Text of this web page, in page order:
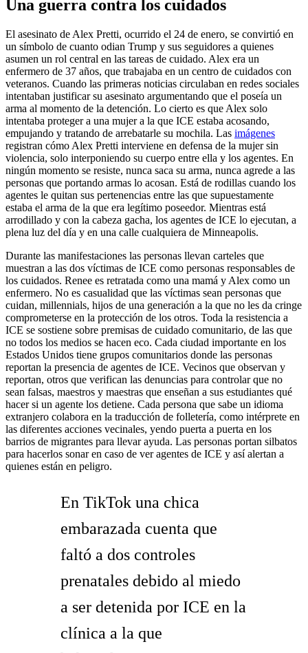
Una guerra contra los cuidados
El asesinato de Alex Pretti, ocurrido el 24 de enero, se convirtió en
un símbolo de cuanto odian Trump y sus seguidores a quienes
asumen un rol central en las tareas de cuidado. Alex era un
enfermero de 37 años, que trabajaba en un centro de cuidados con
veteranos. Cuando las primeras noticias circulaban en redes sociales
intentaban justificar su asesinato argumentando que el poseía un
arma al momento de la detención. Lo cierto es que Alex solo
intentaba proteger a una mujer a la que ICE estaba acosando,
empujando y tratando de arrebatarle su mochila. Las imágenes
registran cómo Alex Pretti interviene en defensa de la mujer sin
violencia, solo interponiendo su cuerpo entre ella y los agentes. En
ningún momento se resiste, nunca saca su arma, nunca agrede a las
personas que portando armas lo acosan. Está de rodillas cuando los
agentes le quitan sus pertenencias entre las que supuestamente
estaba el arma de la que era legítimo poseedor. Mientras está
arrodillado y con la cabeza gacha, los agentes de ICE lo ejecutan, a
plena luz del día y en una calle cualquiera de Minneapolis.
Durante las manifestaciones las personas llevan carteles que
muestran a las dos víctimas de ICE como personas responsables de
los cuidados. Renee es retratada como una mamá y Alex como un
enfermero. No es casualidad que las víctimas sean personas que
cuidan, millennials, hijos de una generación a la que no les da cringe
comprometerse en la protección de los otros. Toda la resistencia a
ICE se sostiene sobre premisas de cuidado comunitario, de las que
no todos los medios se hacen eco. Cada ciudad importante en los
Estados Unidos tiene grupos comunitarios donde las personas
reportan la presencia de agentes de ICE. Vecinos que observan y
reportan, otros que verifican las denuncias para controlar que no
sean falsas, maestros y maestras que enseñan a sus estudiantes qué
hacer si un agente los detiene. Cada persona que sabe un idioma
extranjero colabora en la traducción de folletería, como intérprete en
las diferentes acciones vecinales, yendo puerta a puerta en los
barrios de migrantes para llevar ayuda. Las personas portan silbatos
para hacerlos sonar en caso de ver agentes de ICE y así alertan a
quienes están en peligro.
En TikTok una chica
embarazada cuenta que
faltó a dos controles
prenatales debido al miedo
a ser detenida por ICE en la
clínica a la que